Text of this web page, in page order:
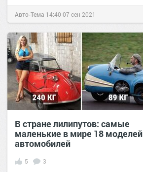
Авто-Тема 14:40 07 сен 2021
В стране лилипутов: самые
маленькие в мире 18 моделей
автомобилей
5 3